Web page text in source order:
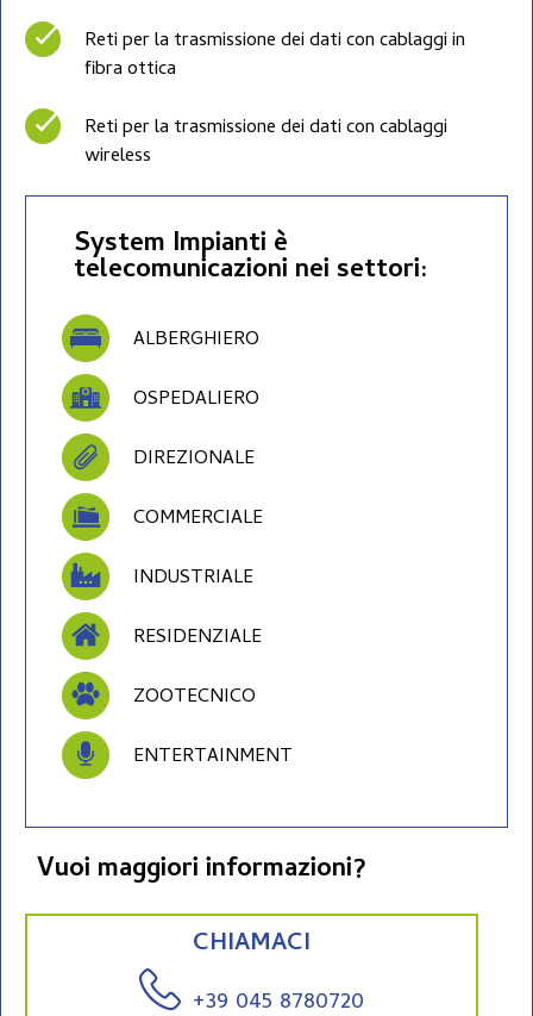
Reti per la trasmissione dei dati con cablaggi in
fibra ottica
Reti per la trasmissione dei dati con cablaggi
wireless
System Impianti è
telecomunicazioni nei settori:
ALBERGHIERO
OSPEDALIERO
DIREZIONALE
COMMERCIALE
INDUSTRIALE
RESIDENZIALE
ZOOTECNICO
ENTERTAINMENT
Vuoi maggiori informazioni?
CHIAMACI
+39 045 8780720